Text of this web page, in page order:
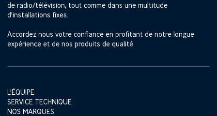
de radio/télévision, tout comme dans une multitude
d'installations fixes.
Accordez nous votre confiance en profitant de notre longue
expérience et de nos produits de qualité
L'ÉQUIPE
SERVICE TECHNIQUE
NOS MARQUES